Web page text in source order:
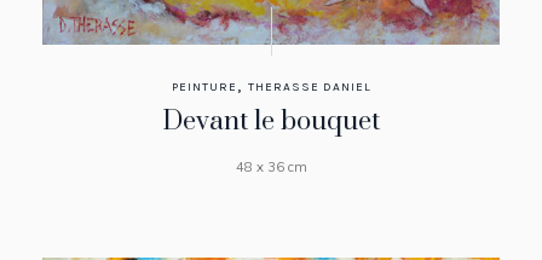
PEINTURE , THERASSE DANIEL
Devant le bouquet
48 x 36 cm